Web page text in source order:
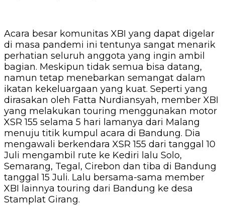
Acara besar komunitas XBI yang dapat digelar
di masa pandemi ini tentunya sangat menarik
perhatian seluruh anggota yang ingin ambil
bagian. Meskipun tidak semua bisa datang,
namun tetap menebarkan semangat dalam
ikatan kekeluargaan yang kuat. Seperti yang
dirasakan oleh Fatta Nurdiansyah, member XBI
yang melakukan touring menggunakan motor
XSR 155 selama 5 hari lamanya dari Malang
menuju titik kumpul acara di Bandung. Dia
mengawali berkendara XSR 155 dari tanggal 10
Juli mengambil rute ke Kediri lalu Solo,
Semarang, Tegal, Cirebon dan tiba di Bandung
tanggal 15 Juli. Lalu bersama-sama member
XBI lainnya touring dari Bandung ke desa
Stamplat Girang.